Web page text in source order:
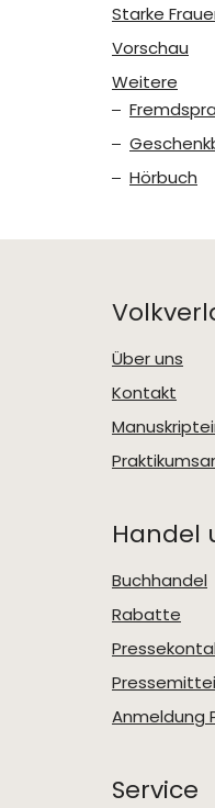
Starke
Vorschau
Weitere
Hörbuch
Über uns
Kontakt
Handel
Buchhandel
Rabatte
Anmeldung
Service